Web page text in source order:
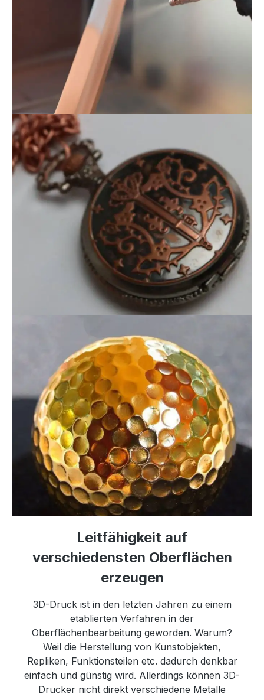
Leitfähigkeit auf
verschiedensten Oberflächen
erzeugen
3D-Druck ist in den letzten Jahren zu einem
etablierten Verfahren in der
Oberflächenbearbeitung geworden. Warum?
Weil die Herstellung von Kunstobjekten,
Repliken, Funktionsteilen etc. dadurch denkbar
einfach und günstig wird. Allerdings können 3D-
Drucker nicht direkt verschiedene Metalle